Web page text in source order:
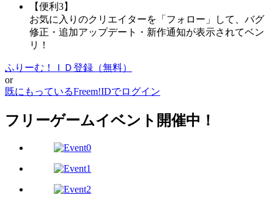
【便利3】
お気に入りのクリエイターを「フォロー」して、バグ
修正・追加アップデート・新作通知が表示されてベン
リ！
ふりーむ！ＩＤ登録（無料）
or
既にもっているFreem!IDでログイン
フリーゲームイベント開催中！